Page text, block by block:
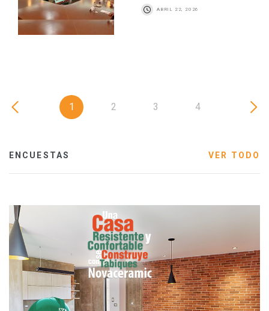
ABRIL 22, 2026
1 2 3 4
ENCUESTAS VER TODO